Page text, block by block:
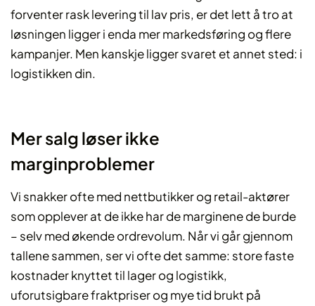
forventer rask levering til lav pris, er det lett å tro at
løsningen ligger i enda mer markedsføring og flere
kampanjer. Men kanskje ligger svaret et annet sted: i
logistikken din.
Mer salg løser ikke
marginproblemer
Vi snakker ofte med nettbutikker og retail-aktører
som opplever at de ikke har de marginene de burde
– selv med økende ordrevolum. Når vi går gjennom
tallene sammen, ser vi ofte det samme: store faste
kostnader knyttet til lager og logistikk,
uforutsigbare fraktpriser og mye tid brukt på